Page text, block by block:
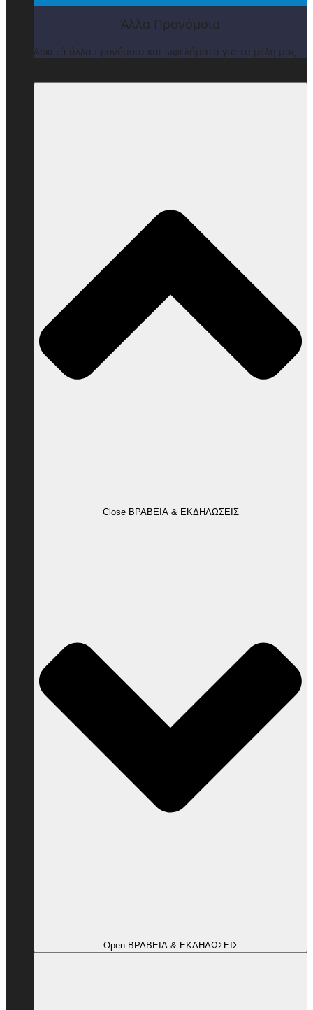
Άλλα Προνόμοια
Αρκετά άλλα προνόμοια και ωφελήματα για τα μέλη μας
Close ΒΡΑΒΕΙΑ & ΕΚΔΗΛΩΣΕΙΣ
Open ΒΡΑΒΕΙΑ & ΕΚΔΗΛΩΣΕΙΣ